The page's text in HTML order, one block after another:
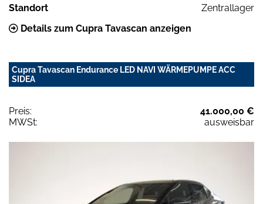
Standort
Zentrallager
Details zum Cupra Tavascan anzeigen
Cupra Tavascan Endurance LED NAVI WÄRMEPUMPE ACC
SIDEA
Preis:
41.000,00 €
MWSt:
ausweisbar